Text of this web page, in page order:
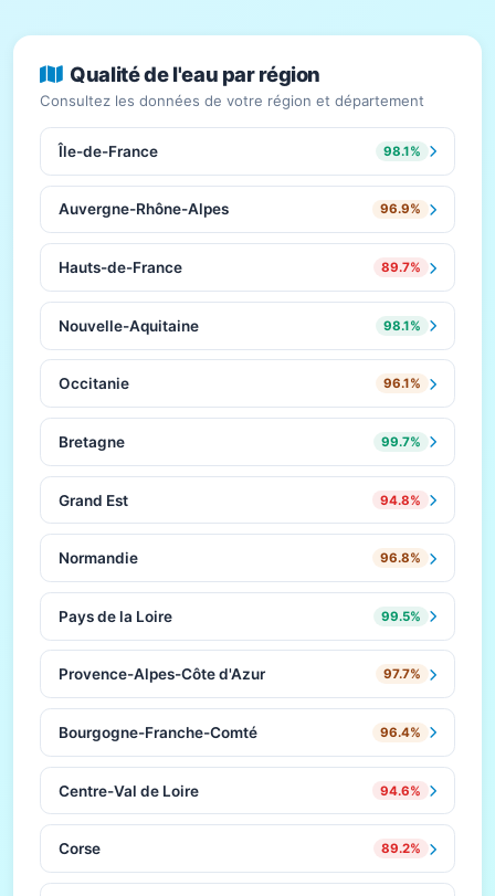
Qualité de l'eau par région
Consultez les données de votre région et département
Île-de-France 98.1%
Auvergne-Rhône-Alpes 96.9%
Hauts-de-France 89.7%
Nouvelle-Aquitaine 98.1%
Occitanie 96.1%
Bretagne 99.7%
Grand Est 94.8%
Normandie 96.8%
Pays de la Loire 99.5%
Provence-Alpes-Côte d'Azur 97.7%
Bourgogne-Franche-Comté 96.4%
Centre-Val de Loire 94.6%
Corse 89.2%